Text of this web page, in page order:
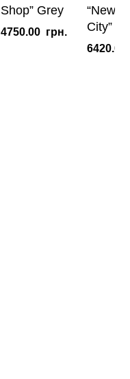
Shop” Grey
4750.00 грн.
“New
City”
6420.00